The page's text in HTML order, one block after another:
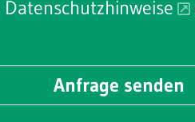
Datenschutzhinweise
Anfrage senden